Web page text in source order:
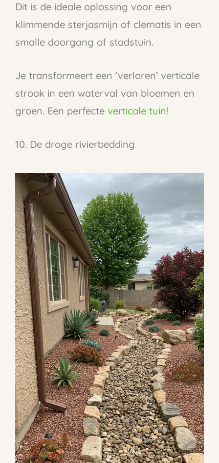
Dit is de ideale oplossing voor een
klimmende sterjasmijn of clematis in een
smalle doorgang of stadstuin.
Je transformeert een ‘verloren’ verticale
strook in een waterval van bloemen en
groen. Een perfecte verticale tuin!
10. De droge rivierbedding